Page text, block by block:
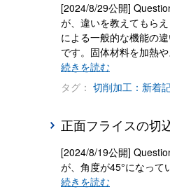
[2024/8/29公開]
が、違いを教えてもら
による一般的な機能の
です。固体材料を加熱
続きを読む
タグ： 切削加工：新着
正面フライスの切
[2024/8/19公開]
が、角度が45°になって
続きを読む